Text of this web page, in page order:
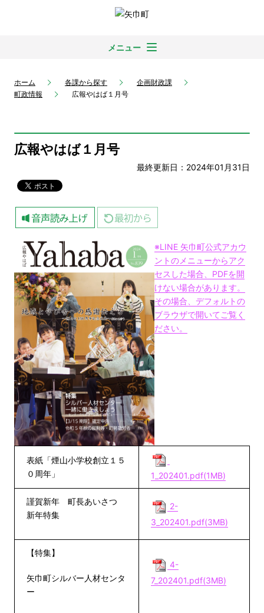
メニュー
ホーム 各課から探す
企画財政課
町政情報
広報やはば１月号
広報やはば１月号
最終更新日：2024年01月31日
※LINE 矢巾町公式アカウ
ントのメニューからアク
セスした場合、PDFを開
けない場合があります。
その場合、デフォルトの
ブラウザで開いてご覧く
ださい。
表紙「煙山小学校創立１５
０周年」
1_202401.pdf(1MB)
謹賀新年 町長あいさつ
新年特集
2-
3_202401.pdf(3MB)
【特集】
矢巾町シルバー人材センタ
ー
4-
7_202401.pdf(3MB)